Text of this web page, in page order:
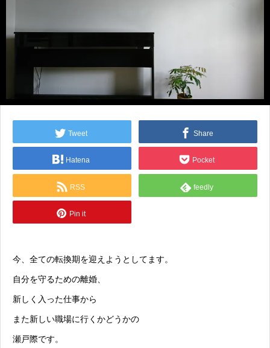
Tweet Share
Hatena Pocket
RSS feedly
Pin it
今、全ての転換期を迎えようとしてます。
自分を守るための離婚、
新しく入った仕事から
また新しい職場に行くかどうかの
瀬戸際です。